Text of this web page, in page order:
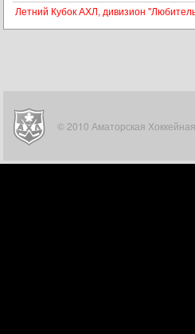
Летний Кубок АХЛ, дивизион
© 2010 Аматорская